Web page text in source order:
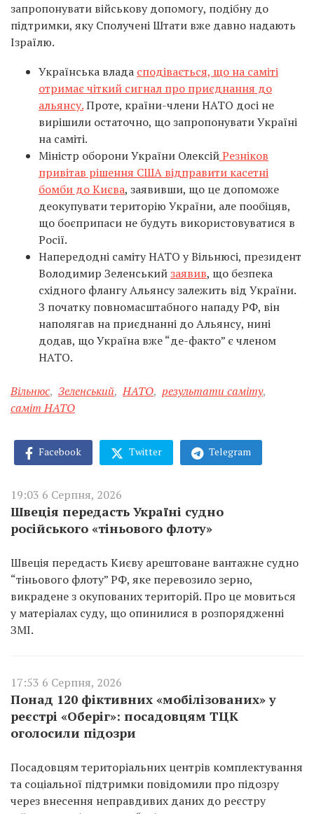
запропонувати військову допомогу, подібну до
підтримки, яку Сполучені Штати вже давно надають
Ізраїлю.
Українська влада сподівається, що на саміті
отримає чіткий сигнал про приєднання до
альянсу.Проте, країни-члени НАТО досі не
вирішили остаточно, що запропонувати Україні
на саміті.
Міністр оборони України ОлексійРезніков
привітав рішення США відправити касетні
бомби до Києва, заявивши, що це допоможе
деокупувати територію України, але пообіцяв,
що боєприпаси не будуть використовуватися в
Росії.
Напередодні саміту НАТО у Вільнюсі, президент
Володимир Зеленськийзаявив, що безпека
східного флангу Альянсу залежить від України.
З початку повномасштабного нападу РФ, він
наполягав на приєднанні до Альянсу, нині
додав, що Україна вже “де-факто” є членом
НАТО.
Вільнюс, Зеленський, НАТО, результати саміту,
саміт НАТО
Facebook Twitter Telegram
19:03 6 Серпня, 2026
Швеція передасть Україні судно
російського «тіньового флоту»
Швеція передасть Києву арештоване вантажне судно
“тіньового флоту” РФ, яке перевозило зерно,
викрадене з окупованих територій. Про це мовиться
у матеріалах суду, що опинилися в розпорядженні
ЗМІ.
17:53 6 Серпня, 2026
Понад 120 фіктивних «мобілізованих» у
реєстрі «Оберіг»: посадовцям ТЦК
оголосили підозри
Посадовцям територіальних центрів комплектування
та соціальної підтримки повідомили про підозру
через внесення неправдивих даних до реєстру